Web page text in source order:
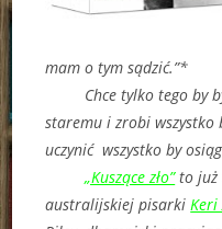
mam o tym sądzić.”*
Chce tylko tego by
staremu i zrobi wszystko
uczynić wszystko by
„Kuszące zło”to już
australijskiej pisarki